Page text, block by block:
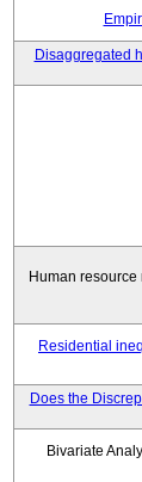
Disaggregated
Human
Residential
Does the
Bivariate